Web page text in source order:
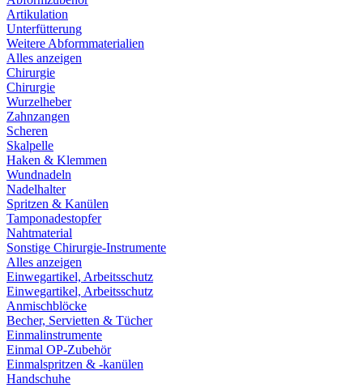
Artikulation
Unterfütterung
Weitere Abformmaterialien
Alles anzeigen
Chirurgie
Chirurgie
Wurzelheber
Zahnzangen
Scheren
Skalpelle
Haken & Klemmen
Wundnadeln
Nadelhalter
Spritzen & Kanülen
Tamponadestopfer
Nahtmaterial
Sonstige Chirurgie-Instrumente
Alles anzeigen
Einwegartikel, Arbeitsschutz
Einwegartikel, Arbeitsschutz
Anmischblöcke
Becher, Servietten & Tücher
Einmalinstrumente
Einmal OP-Zubehör
Einmalspritzen & -kanülen
Handschuhe